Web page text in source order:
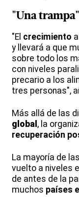
"Una trampa"
"El crecimiento
y llevará a que
sobre todo los
con niveles
precario a los
tres personas",
Más allá de las
global , la
recuperación
La mayoría de las
vuelto a niveles
de antes de la
muchos países